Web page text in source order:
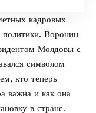
кадровых
политики. Воронин
Молдовы с
символом
кто теперь
важна и как она
в стране.